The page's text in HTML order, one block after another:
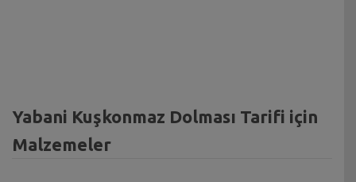
Yabani Kuşkonmaz Dolması Tarifi için
Malzemeler